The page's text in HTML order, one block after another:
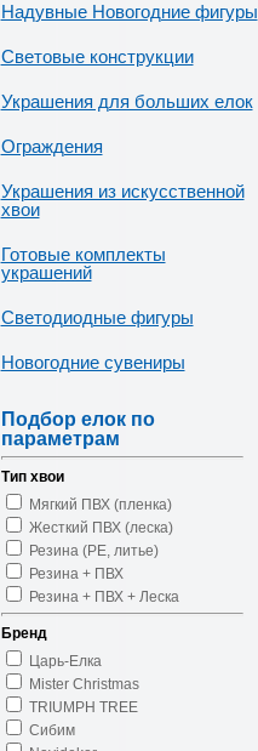
Надувные Новогодние фигуры
Световые конструкции
Украшения для больших елок
Ограждения
Украшения из искусственной
хвои
Готовые комплекты
украшений
Светодиодные фигуры
Новогодние сувениры
Подбор елок по
параметрам
Тип хвои
Мягкий ПВХ (пленка)
Жесткий ПВХ (леска)
Резина (PE, литье)
Резина + ПВХ
Резина + ПВХ + Леска
Бренд
Царь-Елка
Mister Christmas
TRIUMPH TREE
Сибим